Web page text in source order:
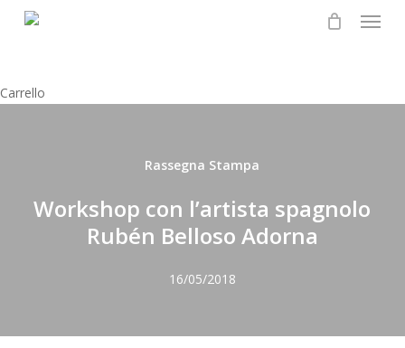
Menu
Carrello
Rassegna Stampa
Workshop con l’artista spagnolo
Rubén Belloso Adorna
16/05/2018